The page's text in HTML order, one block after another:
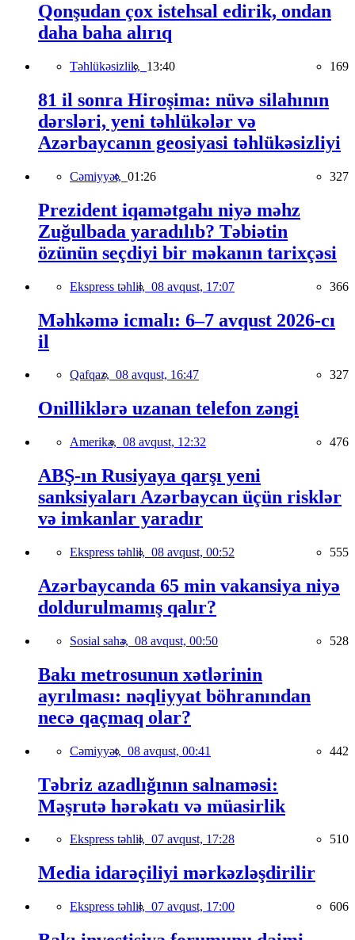
Qonşudan çox istehsal edirik, ondan
daha baha alırıq
Təhlükəsizlik, 13:40 169
81 il sonra Hiroşima: nüvə silahının
dərsləri, yeni təhlükələr və
Azərbaycanın geosiyasi təhlükəsizliyi
Cəmiyyət, 01:26 327
Prezident iqamətgahı niyə məhz
Zuğulbada yaradılıb? Təbiətin
özünün seçdiyi bir məkanın tarixçəsi
Ekspress təhlil, 08 avqust, 17:07 366
Məhkəmə icmalı: 6–7 avqust 2026-cı
il
Qafqaz, 08 avqust, 16:47 327
Onilliklərə uzanan telefon zəngi
Amerika, 08 avqust, 12:32 476
ABŞ-ın Rusiyaya qarşı yeni
sanksiyaları Azərbaycan üçün risklər
və imkanlar yaradır
Ekspress təhlil, 08 avqust, 00:52 555
Azərbaycanda 65 min vakansiya niyə
doldurulmamış qalır?
Sosial sahə, 08 avqust, 00:50 528
Bakı metrosunun xətlərinin
ayrılması: nəqliyyat böhranından
necə qaçmaq olar?
Cəmiyyət, 08 avqust, 00:41 442
Təbriz azadlığının salnaməsi:
Məşrutə hərəkatı və müasirlik
Ekspress təhlil, 07 avqust, 17:28 510
Media idarəçiliyi mərkəzləşdirilir
Ekspress təhlil, 07 avqust, 17:00 606